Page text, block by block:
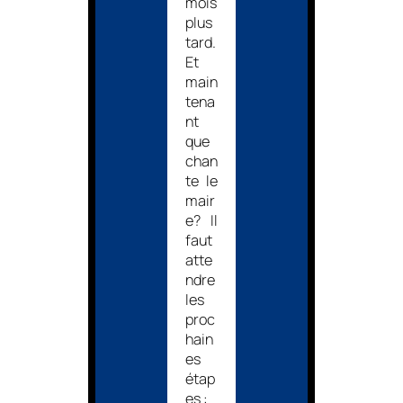
plus
tard.
Et
main
tena
nt
que
chan
te le
mair
e? Il
faut
atte
ndre
les
proc
hain
es
étap
es :